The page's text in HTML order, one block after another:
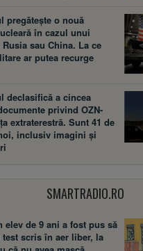
pregătește o nouă
în cazul unui
sau China. La ce
ar putea recurge
declasifică a cincea
privind OZN-
extraterestră. Sunt 41 de
inclusiv imagini și
SMARTRADIO.RO
elev de 9 ani a fost pus să
scris în aer liber, la